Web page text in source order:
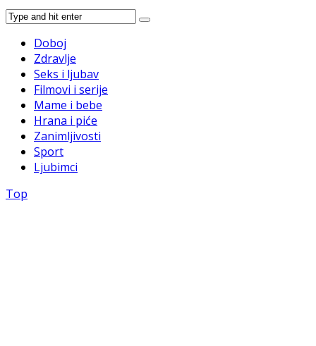
Doboj
Zdravlje
Seks i ljubav
Filmovi i serije
Mame i bebe
Hrana i piće
Zanimljivosti
Sport
Ljubimci
Top